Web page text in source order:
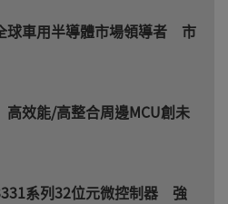
球車用半導體市場領導者 市
效能/高整合周邊MCU創未
系列32位元微控制器 強